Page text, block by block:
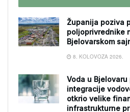
Županija poziva
poljoprivrednike
Bjelovarskom
8. KOLOVOZA 2026.
Voda u
integracije
otkrio velike
infrastrukturne